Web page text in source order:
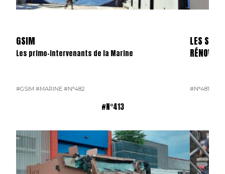
GSIM
Les primo-intervenants de la Marine
#GSIM #MARINE #N°482
LES
RÉNOVÉS
#N°481
#N°413